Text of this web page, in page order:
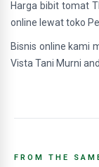
Harga bibit tomat
online lewat toko
Bisnis online kami
Vista Tani Murni
FROM THE